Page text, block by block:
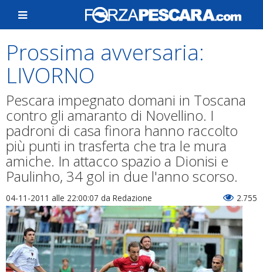
Prossima avversaria:
LIVORNO
Pescara impegnato domani in Toscana
contro gli amaranto di Novellino. I
padroni di casa finora hanno raccolto
più punti in trasferta che tra le mura
amiche. In attacco spazio a Dionisi e
Paulinho, 34 gol in due l'anno scorso.
04-11-2011 alle 22:00:07 da Redazione 2.755